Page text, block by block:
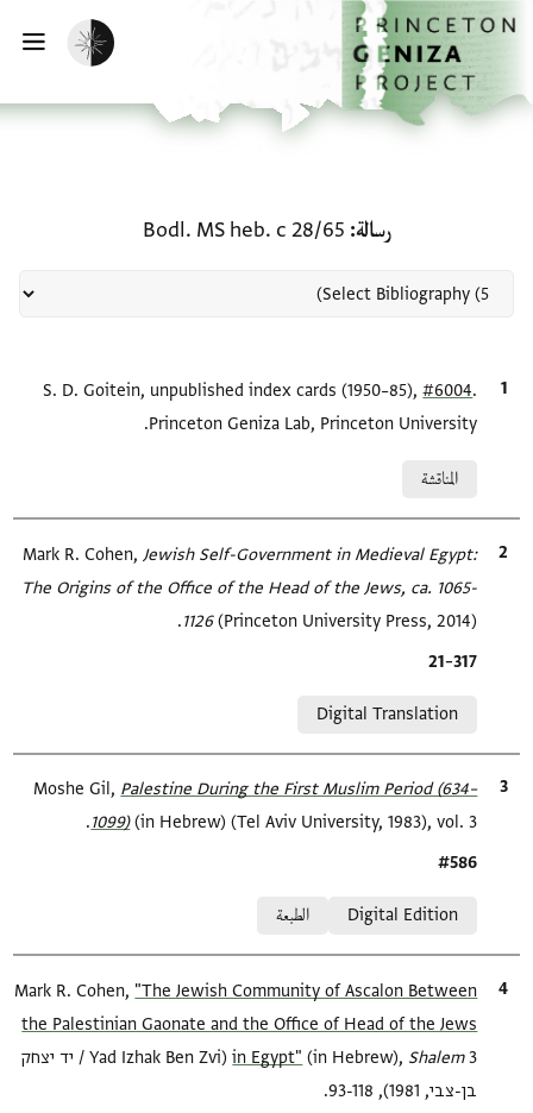
إلى المحتوى الرئيسي
الرئيسية
تفعيل الوضع المظلم
رسالة Bodl. MS heb. c 28/65
الاقتباس المرجعيS. D. Goitein, unpublished index cards (1950–85),#6004
Princeton Geniza Lab, Princeton University.
المناقشة
الاقتباس المرجعي Mark R. Cohen,Jewish Self-Government in Medieval Egypt:
The Origins of the Office of the Head of the Jews, ca. 1065-
1126(Princeton University Press, 2014).
Location in source
317–21
Digital Translation
الاقتباس المرجعي Moshe Gil,Palestine During the First Muslim Period (634–
1099)‎(in Hebrew) (Tel Aviv University, 1983), vol. 3.
Location in source
#586
Digital Edition
الطبعة
الاقتباس المرجعي Mark R. Cohen,"The Jewish Community of Ascalon Between
the Palestinian Gaonate and the Office of Head of the Jews
in Egypt‎" (in Hebrew),Shalem‎
3 (Yad Izhak Ben Zvi / יד יצחק
בן-צבי, 1981), 93-118.